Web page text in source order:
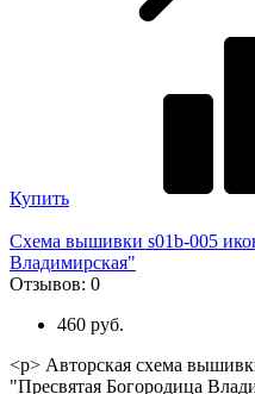
Купить
Схема вышивки s01b-005
Владимирская"
Отзывов: 0
460 руб.
<p> Авторская схема
"Пресвятая Богородица